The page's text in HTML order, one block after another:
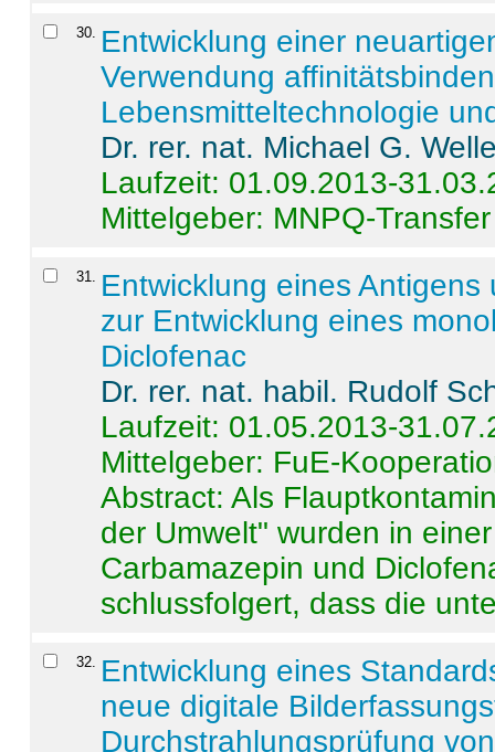
30. Entwicklung einer
Verwendung
Lebensmitteltechnologie
Dr. rer. nat. Michael G.
Laufzeit: 01.09.2013-
Mittelgeber: MNPQ-Transfer
31. Entwicklung eines
zur Entwicklung eines
Diclofenac
Dr. rer. nat. habil. Rudolf
Laufzeit: 01.05.2013-
Mittelgeber: FuE-
Abstract:Als
der Umwelt" wurden in
Carbamazepin und
schlussfolgert, dass die
32. Entwicklung eines
neue digitale
Durchstrahlungsprüfung